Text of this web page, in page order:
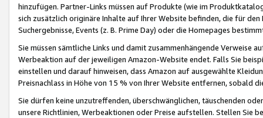
hinzufügen. Partner-Links müssen auf Produkte (wie im
sich zusätzlich originäre Inhalte auf Ihrer Website befinden, die für
Suchergebnisse, Events (z. B. Prime Day) oder die Homepages
Sie müssen sämtliche Links und damit zusammenhängende
Werbeaktion auf der jeweiligen Amazon-Website endet. Falls Sie
einstellen und darauf hinweisen, dass Amazon auf ausgewählte
Preisnachlass in Höhe von 15 % von Ihrer Website entfernen, sobald
Sie dürfen keine unzutreffenden, überschwänglichen, täuschenden
unsere Richtlinien, Werbeaktionen oder Preise aufstellen. Stellen Sie